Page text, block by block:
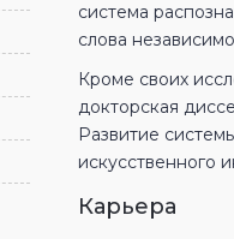
система
слова
Кроме своих
докторская
Развитие
искусственного
Карьера